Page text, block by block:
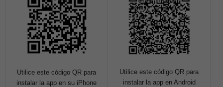
Utilice este código QR para
instalar la app en su iPhone
Utilice este código QR para
instalar la app en Android